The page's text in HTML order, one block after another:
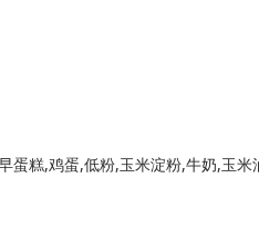
蛋糕,鸡蛋,低粉,玉米淀粉,牛奶,玉米